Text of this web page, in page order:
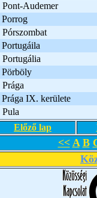
Pont-Audemer
Porrog
Pórszombat
Portugáila
Portugália
Pörböly
Prága
Prága IX. kerülete
Pula
Előző lap
<< A B